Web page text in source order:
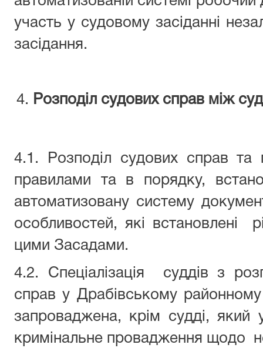
участь у судовому засіданні
засідання.
Розподіл судових справ між
4.1. Розподіл судових справ та
правилами та в порядку,
автоматизовану систему
особливостей, які встановлені
цими Засадами.
4.2. Спеціалізація суддів з
справ у Драбівському районному
запроваджена, крім судді, який
кримінальне провадження щодо